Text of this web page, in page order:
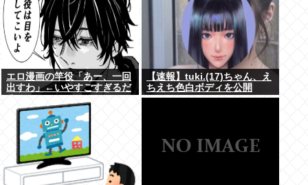
エロ漫画の竿役「あー、一回
出すわ」←いやすごすぎるだ
【速報】tuki.(17)ちゃん、え
ちえち色白ボディを公開
www